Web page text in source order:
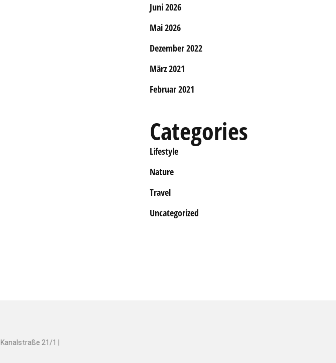
Juni 2026
Mai 2026
Dezember 2022
März 2021
Februar 2021
Categories
Lifestyle
Nature
Travel
Uncategorized
| Kanalstraße 21/1 |